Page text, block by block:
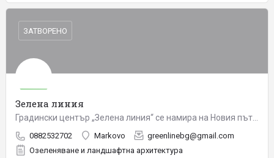
Зелена линия
0882532702 Markovo
greenlinebg@gmail.com
Озеленяване и ландшафтна архитектура
ЗАТВОРЕНО